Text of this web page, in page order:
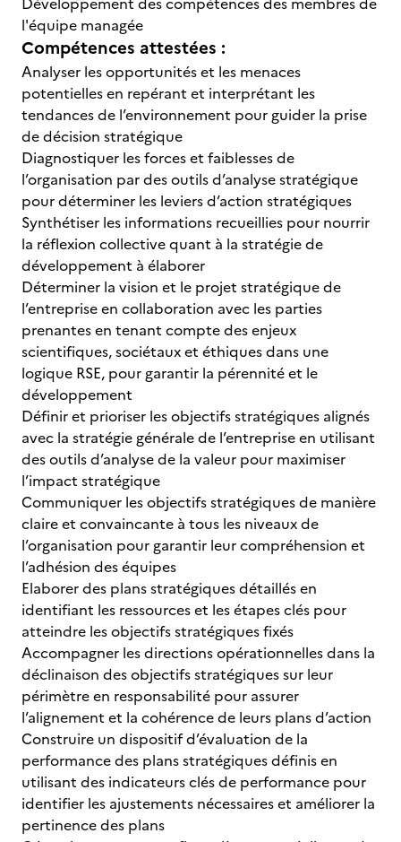
l'équipe managée
Compétences attestées :
Analyser les opportunités et les menaces
potentielles en repérant et interprétant les
tendances de l’environnement pour guider la prise
de décision stratégique
Diagnostiquer les forces et faiblesses de
l’organisation par des outils d’analyse stratégique
pour déterminer les leviers d’action stratégiques
Synthétiser les informations recueillies pour nourrir
la réflexion collective quant à la stratégie de
développement à élaborer
Déterminer la vision et le projet stratégique de
l’entreprise en collaboration avec les parties
prenantes en tenant compte des enjeux
scientifiques, sociétaux et éthiques dans une
logique RSE, pour garantir la pérennité et le
développement
Définir et prioriser les objectifs stratégiques alignés
avec la stratégie générale de l’entreprise en utilisant
des outils d’analyse de la valeur pour maximiser
l’impact stratégique
Communiquer les objectifs stratégiques de manière
claire et convaincante à tous les niveaux de
l’organisation pour garantir leur compréhension et
l’adhésion des équipes
Elaborer des plans stratégiques détaillés en
identifiant les ressources et les étapes clés pour
atteindre les objectifs stratégiques fixés
Accompagner les directions opérationnelles dans la
déclinaison des objectifs stratégiques sur leur
périmètre en responsabilité pour assurer
l’alignement et la cohérence de leurs plans d’action
Construire un dispositif d’évaluation de la
performance des plans stratégiques définis en
utilisant des indicateurs clés de performance pour
identifier les ajustements nécessaires et améliorer la
pertinence des plans